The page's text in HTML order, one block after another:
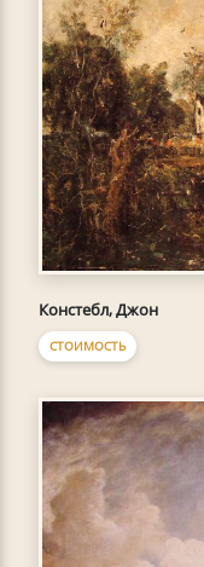
Констебл, Джон
СТОИМОСТЬ